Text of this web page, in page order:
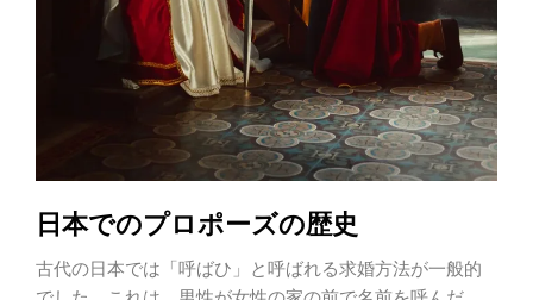
日本でのプロポーズの歴史
古代の日本では「呼ばひ」と呼ばれる求婚方法が一般的